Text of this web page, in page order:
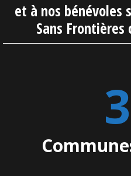
et à nos bénévoles
Sans